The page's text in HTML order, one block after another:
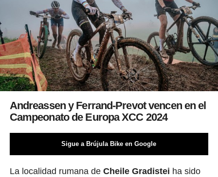
Andreassen y Ferrand-Prevot vencen en el
Campeonato de Europa XCC 2024
Sigue a Brújula Bike en Google
La localidad rumana de Cheile Gradistei ha sido